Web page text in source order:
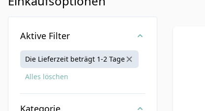
Aktive Filter
Lieferzeit:
Die Lieferzeit beträgt 1-2 Tage
Alles löschen
Kategorie